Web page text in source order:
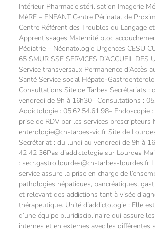
Intérieur Pharmacie stérilisation Imagerie
MèRE – ENFANT Centre Périnatal de
Centre Référent des Troubles du Langage
Apprentissages Maternité bloc
Pédiatrie – Néonatologie Urgences CESU
65 SMUR SSE SERVICES D’ACCUEIL DES
Service transversaux Permanence d’Accès
Santé Service social Hépato-
Consultations Site de Tarbes Secrétariats :
vendredi de 9h à 16h30– Consultations :
Addictologie : 05.62.54.61.98– Endoscopie
prise de RDV par les services prescripteurs
enterologie@ch-tarbes-vic.fr Site de
Secrétariat : du lundi au vendredi de 9h à
42 42 36Pas d’addictologie sur Lourdes
: secr.gastro.lourdes@ch-tarbes-lourdes.fr
service assure la prise en charge de
pathologies hépatiques, pancréatiques,
et relevant des addictions tant à visée
thérapeutique. Unité d’addictologie : Elle
d’une équipe pluridisciplinaire qui assure
internes et en externes avec les différentes